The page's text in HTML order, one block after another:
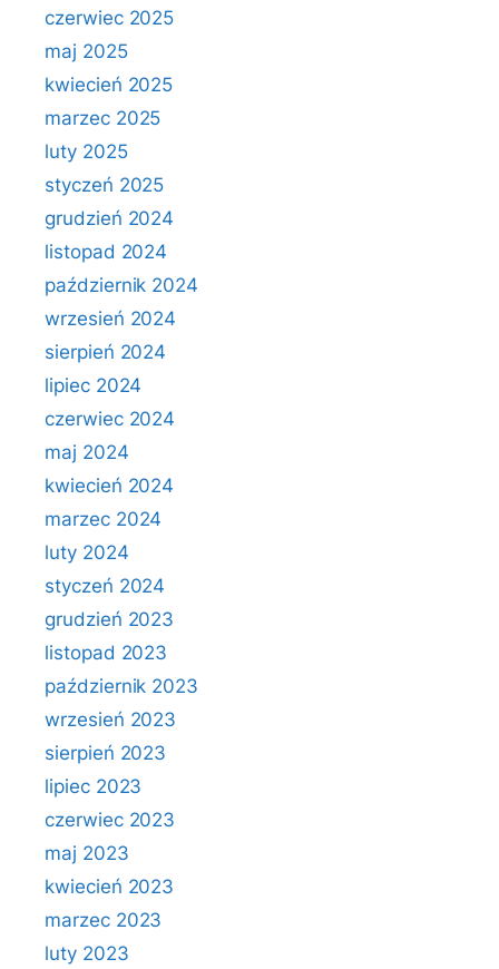
czerwiec 2025
maj 2025
kwiecień 2025
marzec 2025
luty 2025
styczeń 2025
grudzień 2024
listopad 2024
październik 2024
wrzesień 2024
sierpień 2024
lipiec 2024
czerwiec 2024
maj 2024
kwiecień 2024
marzec 2024
luty 2024
styczeń 2024
grudzień 2023
listopad 2023
październik 2023
wrzesień 2023
sierpień 2023
lipiec 2023
czerwiec 2023
maj 2023
kwiecień 2023
marzec 2023
luty 2023